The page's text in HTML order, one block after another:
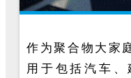
作为聚合物大家
用于包括汽车